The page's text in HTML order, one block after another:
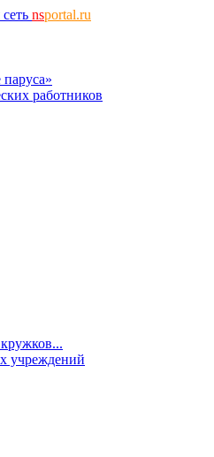
nsportal.ru
работников
учреждений